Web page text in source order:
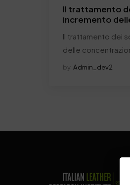
Il trattamento
incremento
Il trattamento dei
delle
by Admin_dev2